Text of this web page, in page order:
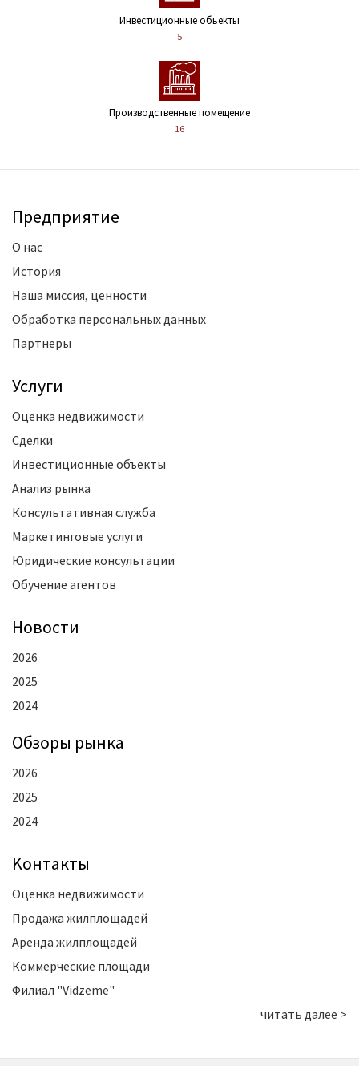
Инвестиционные обьекты
5
Производственные помещение
16
Предприятие
О нас
История
Наша миссия, ценности
Обработка персональных данных
Партнеры
Услуги
Оценка недвижимости
Сделки
Инвестиционные объекты
Анализ рынка
Консультативная служба
Маркетинговые услуги
Юридические консультации
Обучение агентов
Новости
2026
2025
2024
Oбзоры рынка
2026
2025
2024
Kонтакты
Оценка недвижимости
Продажа жилплощадей
Аренда жилплощадей
Коммерческие площади
Филиал "Vidzeme"
читать далее >